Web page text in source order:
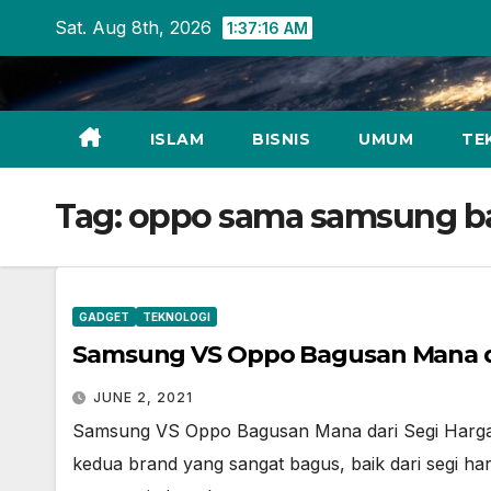
content
Sat. Aug 8th, 2026 1:37:16 AM
ISLAM BISNIS UMUM
Tag:oppo sama samsung
GADGET TEKNOLOGI
Samsung VS Oppo Bagusan Mana
JUNE 2, 2021
Samsung VS Oppo Bagusan Mana dari Segi
kedua brand yang sangat bagus, baik dari segi